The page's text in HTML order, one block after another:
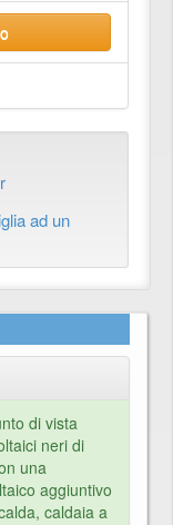
ad un
di vista
neri di
una
aggiuntivo
caldaia a